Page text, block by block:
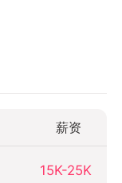
薪资
15K-25K